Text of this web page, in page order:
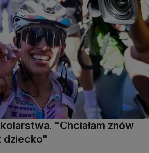
"Chciałam znów
dziecko"